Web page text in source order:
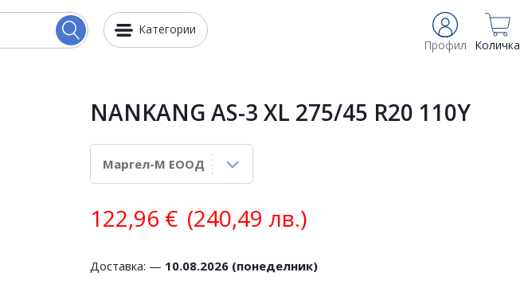
Профил Количка
Категории
NANKANG AS-3 XL 275/45 R20 110Y
122,96 € (240,49 лв.)
Доставка: — 10.08.2026 (понеделник)